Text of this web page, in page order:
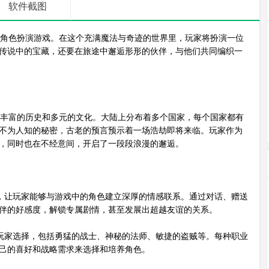
软件截图
扮演游戏。在这个充满魔法与奇迹的世界里，玩家将扮演一位
说中的宝藏，还要在旅途中邂逅形形的伙伴，与他们共同编织一
的历史和多元的文化。大陆上分布着多个国家，每个国家都有
为人知的秘密，古老的预言预示着一场浩劫即将来临。玩家作为
时也在不经意间，开启了一段段浪漫的邂逅。
玩家能够与游戏中的角色建立深厚的情感联系。通过对话、赠送
好感度，解锁专属剧情，甚至发展出超越友谊的关系。
选择，包括勇猛的战士、神秘的法师、敏捷的盗贼等。每种职业
喜好和战略需求来选择和培养角色。